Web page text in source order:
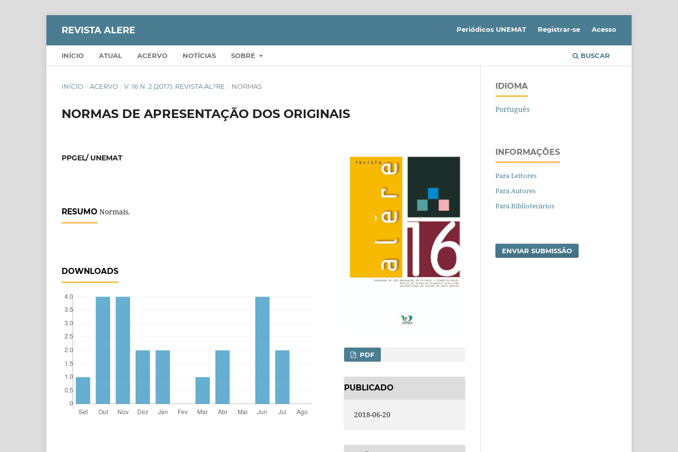
REVISTA ALERE
INÍCIO ATUAL ACERVO NOTÍCIAS SOBRE BUSCAR
Periódicos UNEMAT Registrar-se Acesso
INÍCIO / ACERVO / V. 16 N. 2 (2017): REVISTA AL?RE / NORMAS
NORMAS DE APRESENTAÇÃO DOS ORIGINAIS
PPGEL/ UNEMAT
RESUMO Normais.
DOWNLOADS
PDF
PUBLICADO
2018-06-20
IDIOMA
Português
INFORMAÇÕES
Para Leitores
Para Autores
Para Bibliotecários
ENVIAR SUBMISSÃO